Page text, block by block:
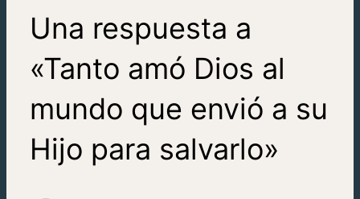
Una respuesta a
«Tanto amó Dios al
mundo que envió a su
Hijo para salvarlo»